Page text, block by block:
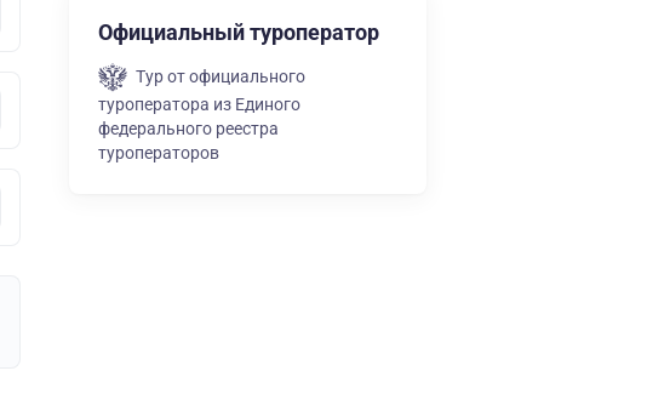
Официальный туроператор
Тур от официального
туроператора из Единого
федерального реестра
туроператоров